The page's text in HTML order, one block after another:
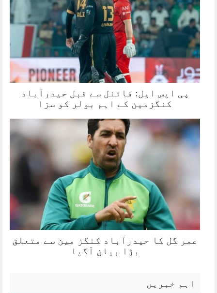
پی ایس ایل: فائنل سے قبل حیدرآباد
کنگزمین کے اہم بولر کو سزا
عمر گل کا حیدرآباد کنگز مین سے متعلق
بڑا بیان آگیا
اہم خبریں